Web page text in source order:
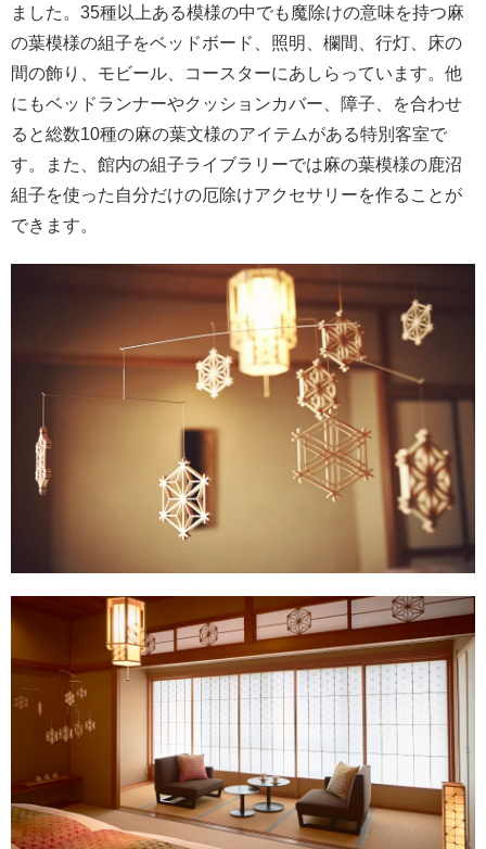
ました。35種以上ある模様の中でも魔除けの意味を持つ麻
の葉模様の組子をベッドボード、照明、欄間、行灯、床の
間の飾り、モビール、コースターにあしらっています。他
にもベッドランナーやクッションカバー、障子、を合わせ
ると総数10種の麻の葉文様のアイテムがある特別客室で
す。また、館内の組子ライブラリーでは麻の葉模様の鹿沼
組子を使った自分だけの厄除けアクセサリーを作ることが
できます。